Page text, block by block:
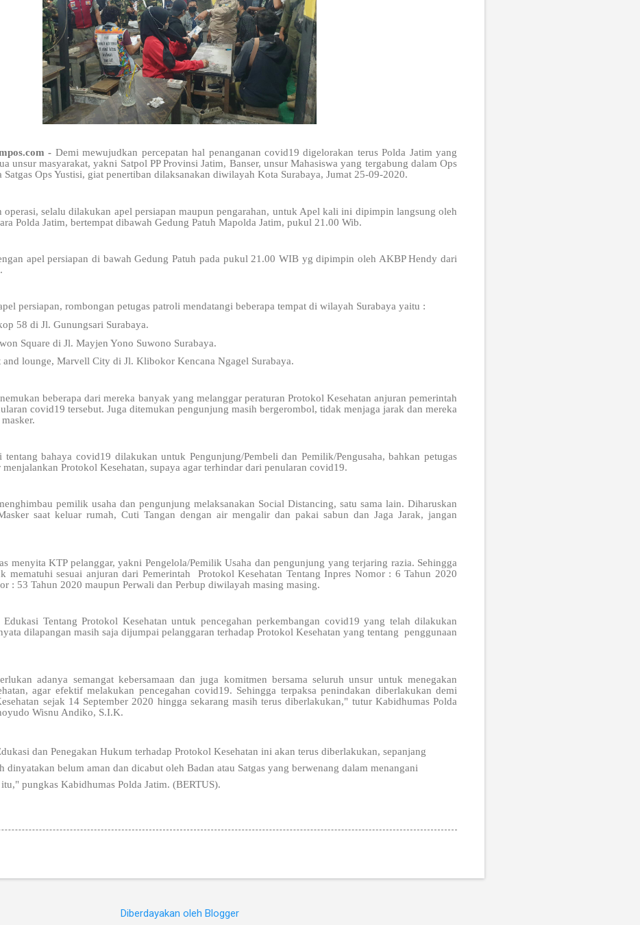
- Demi mewujudkan percepatan hal penanganan covid19 digelorakan terus Polda Jatim yang
unsur masyarakat, yakni Satpol PP Provinsi Jatim, Banser, unsur Mahasiswa yang tergabung dalam Ops
Ops Yustisi, giat penertiban dilaksanakan diwilayah Kota Surabaya, Jumat 25-09-2020.
operasi, selalu dilakukan apel persiapan maupun pengarahan, untuk Apel kali ini dipimpin langsung oleh
Polda Jatim, bertempat dibawah Gedung Patuh Mapolda Jatim, pukul 21.00 Wib.
apel persiapan di bawah Gedung Patuh pada pukul 21.00 WIB yg dipimpin oleh AKBP Hendy dari
persiapan, rombongan petugas patroli mendatangi beberapa tempat di wilayah Surabaya yaitu :
58 di Jl. Gunungsari Surabaya.
Square di Jl. Mayjen Yono Suwono Surabaya.
lounge, Marvell City di Jl. Klibokor Kencana Ngagel Surabaya.
beberapa dari mereka banyak yang melanggar peraturan Protokol Kesehatan anjuran pemerintah
covid19 tersebut. Juga ditemukan pengunjung masih bergerombol, tidak menjaga jarak dan mereka
tentang bahaya covid19 dilakukan untuk Pengunjung/Pembeli dan Pemilik/Pengusaha, bahkan petugas
Protokol Kesehatan, supaya agar terhindar dari penularan covid19.
pemilik usaha dan pengunjung melaksanakan Social Distancing, satu sama lain. Diharuskan
saat keluar rumah, Cuti Tangan dengan air mengalir dan pakai sabun dan Jaga Jarak, jangan
menyita KTP pelanggar, yakni Pengelola/Pemilik Usaha dan pengunjung yang terjaring razia. Sehingga
mematuhi sesuai anjuran dari Pemerintah Protokol Kesehatan Tentang Inpres Nomor : 6 Tahun 2020
: 53 Tahun 2020 maupun Perwali dan Perbup diwilayah masing masing.
Edukasi Tentang Protokol Kesehatan untuk pencegahan perkembangan covid19 yang telah dilakukan
dilapangan masih saja dijumpai pelanggaran terhadap Protokol Kesehatan yang tentang penggunaan
adanya semangat kebersamaan dan juga komitmen bersama seluruh unsur untuk menegakan
agar efektif melakukan pencegahan covid19. Sehingga terpaksa penindakan diberlakukan demi
sejak 14 September 2020 hingga sekarang masih terus diberlakukan," tutur Kabidhumas Polda
Wisnu Andiko, S.I.K.
dan Penegakan Hukum terhadap Protokol Kesehatan ini akan terus diberlakukan, sepanjang
dinyatakan belum aman dan dicabut oleh Badan atau Satgas yang berwenang dalam menangani
pungkas Kabidhumas Polda Jatim. (BERTUS).
Diberdayakan oleh Blogger